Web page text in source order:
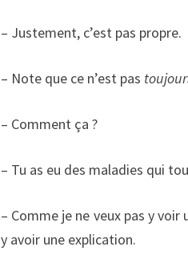
– Justement, c’est pas propre.
– Note que ce n’est pas
– Comment ça ?
– Tu as eu des maladies qui
– Comme je ne veux pas y
y avoir une explication.